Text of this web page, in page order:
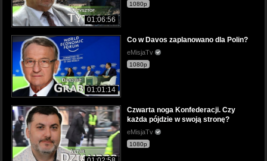
01:06:56
1080p
01:01:14
Co w Davos zaplanowano dla Polin?
eMisjaTv
1080p
Czwarta noga Konfederacji. Czy
każda pójdzie w swoją stronę?
eMisjaTv
1080p